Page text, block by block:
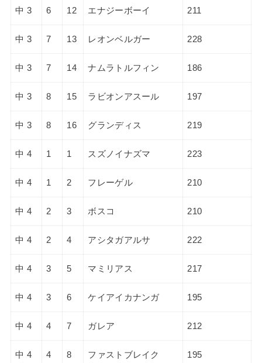
中 3 6 12 エナジーボーイ 211
中 3 7 13 レオンベルガー 228
中 3 7 14 ナムラトルフィン 186
中 3 8 15 ラビオンアスール 197
中 3 8 16 グランディス 219
中 4 1 1 スズノイナズマ 223
中 4 1 2 フレーゲル 210
中 4 2 3 ボスコ 210
中 4 2 4 アシタガアルサ 222
中 4 3 5 マミリアス 217
中 4 3 6 ケイアイカナンガ 195
中 4 4 7 ガレア 212
中 4 4 8 ファストブレイク 195